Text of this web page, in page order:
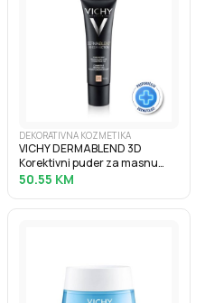
DEKORATIVNA KOZMETIKA
VICHY DERMABLEND 3D
Korektivni puder za masnu
kožu sklonu aknama s visokim
50.55 KM